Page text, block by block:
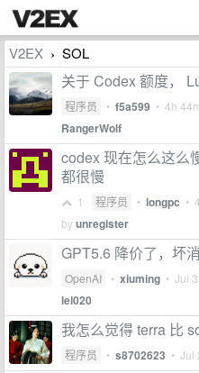
V2EX › SOL
关于 Codex 额度，
程序员 • f5a599 • 4h
RangerWolf
codex 现在怎么这么
都很慢
1 程序员 • longpc •
byunregister
GPT5.6 降价了，坏
OpenAI • xiuming • Jul
lel020
我怎么觉得 terra 比
程序员 • s8702623 • Jul